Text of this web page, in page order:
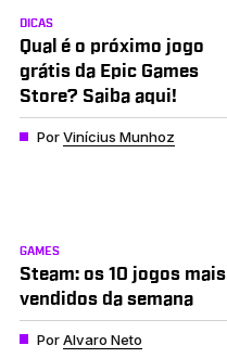
DICAS
Qual é o próximo jogo
grátis da Epic Games
Store? Saiba aqui!
PorVinícius Munhoz
GAMES
Steam: os 10 jogos mais
vendidos da semana
PorAlvaro Neto